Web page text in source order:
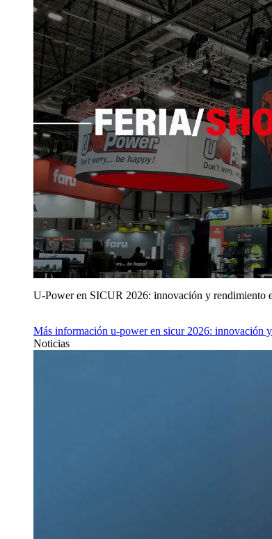
U‑Power en SICUR 2026: innovación y rendimiento
Más información u‑power en sicur 2026: innovación
Noticias